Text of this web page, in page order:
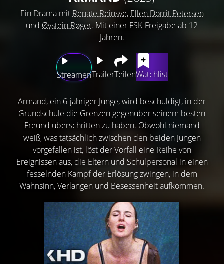
Ein Drama mit Renate Reinsve, Ellen Dorrit Petersen
und Øystein Røger. Mit einer FSK-Freigabe ab 12
Jahren.
StreamenTrailerTeilenWatchlist
Armand, ein 6-jähriger Junge, wird beschuldigt, in der
Grundschule die Grenzen gegenüber seinem besten
Freund überschritten zu haben. Obwohl niemand
weiß, was tatsächlich zwischen den beiden Jungen
vorgefallen ist, löst der Vorfall eine Reihe von
Ereignissen aus, die Eltern und Schulpersonal in einen
fesselnden Kampf der Erlösung zwingen, in dem
Wahnsinn, Verlangen und Besessenheit aufkommen.